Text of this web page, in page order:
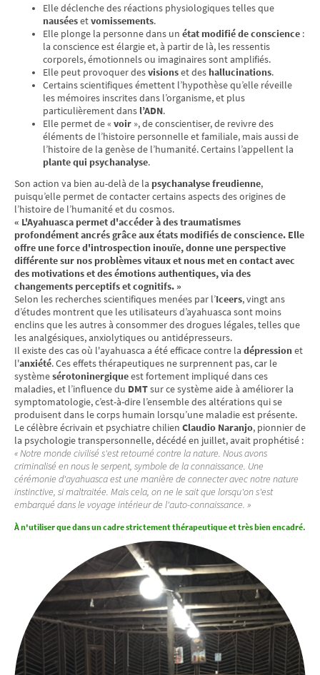
Elle déclenche des réactions physiologiques telles que
nauséesetvomissements.
Elle plonge la personne dans un état modifié de conscience :
la conscience est élargie et, à partir de là, les ressentis
corporels, émotionnels ou imaginaires sont amplifiés.
Elle peut provoquer desvisionset des hallucinations.
Certains scientifiques émettent l’hypothèse qu’elle réveille
les mémoires inscrites dans l’organisme, et plus
particulièrement dans l’ADN.
Elle permet de « voir », de conscientiser, de revivre des
éléments de l’histoire personnelle et familiale, mais aussi de
l’histoire de la genèse de l’humanité. Certains l’appellent la
plante qui psychanalyse.
Son action va bien au-delà de la psychanalyse freudienne,
puisqu’elle permet de contacter certains aspects des origines de
l’histoire de l’humanité et du cosmos.
« L'Ayahuasca permet d'accéder à des traumatismes
profondément ancrés grâce aux états modifiés de conscience. Elle
offre une force d'introspection inouïe, donne une perspective
différente sur nos problèmes vitaux et nous met en contact avec
des motivations et des émotions authentiques, via des
changements perceptifs et cognitifs. »
Selon les recherches scientifiques menées par l’Iceers, vingt ans
d’études montrent que les utilisateurs d’ayahuasca sont moins
enclins que les autres à consommer des drogues légales, telles que
les analgésiques, anxiolytiques ou antidépresseurs.
Il existe des cas où l'ayahuasca a été efficace contre la dépressionet
l'anxiété. Ces effets thérapeutiques ne surprennent pas, car le
systèmesérotoninergiqueest fortement impliqué dans ces
maladies, et l’influence du DMTsur ce système aide à améliorer la
symptomatologie, c’est-à-dire l’ensemble des altérations qui se
produisent dans le corps humain lorsqu’une maladie est présente.
Le célèbre écrivain et psychiatre chilien Claudio Naranjo, pionnier de
la psychologie transpersonnelle, décédé en juillet, avait prophétisé :
« Notre monde civilisé s'est retourné contre la nature. Nous avons
criminalisé en nous le serpent, symbole de la connaissance. Une
cérémonie d'ayahuasca est une manière de connecter avec notre nature
instinctive, si maltraitée. Mais cela, on ne le sait que lorsqu'on s'est
embarqué dans le voyage intérieur de l'auto-connaissance. »
À n'utiliser que dans un cadre strictement thérapeutique et très bien encadré.